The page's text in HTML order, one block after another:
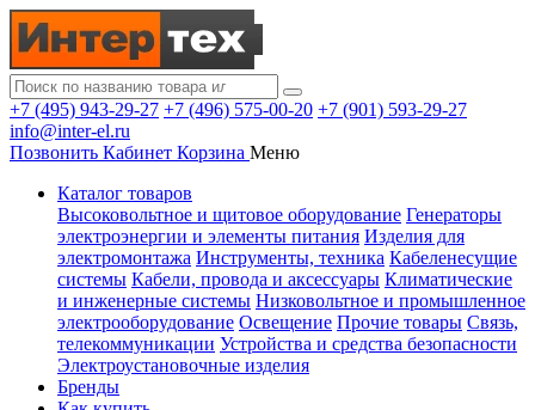
+7 (495) 943-29-27 +7 (496) 575-00-20 +7 (901) 593-29-27
info@inter-el.ru
Позвонить Кабинет Корзина Меню
Каталог товаров
Высоковольтное и щитовое оборудование Генераторы
электроэнергии и элементы питания Изделия для
электромонтажа Инструменты, техника Кабеленесущие
системы Кабели, провода и аксессуары Климатические
и инженерные системы Низковольтное и промышленное
электрооборудование Освещение Прочие товары Связь,
телекоммуникации Устройства и средства безопасности
Электроустановочные изделия
Бренды